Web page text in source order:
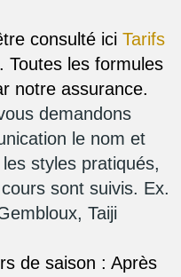
consulté ici Tarifs
. Toutes les formules
notre assurance.
demandons
le nom et
styles pratiqués,
sont suivis. Ex.
Taiji
de saison : Après